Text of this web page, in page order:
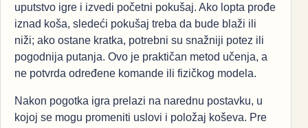
uputstvo igre i izvedi početni pokušaj. Ako lopta prođe
iznad koša, sledeći pokušaj treba da bude blaži ili
niži; ako ostane kratka, potrebni su snažniji potez ili
pogodnija putanja. Ovo je praktičan metod učenja, a
ne potvrda određene komande ili fizičkog modela.
Nakon pogotka igra prelazi na narednu postavku, u
kojoj se mogu promeniti uslovi i položaj koševa. Pre